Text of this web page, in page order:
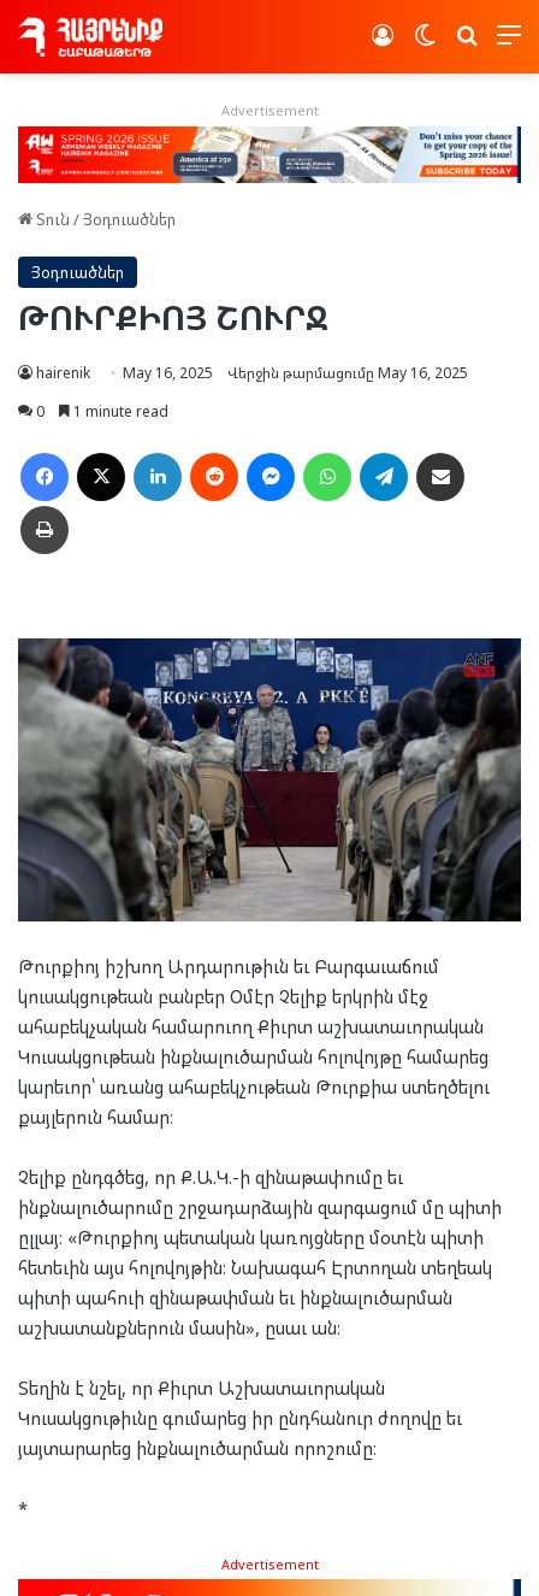
Switch skin
Log In
Advertisement
Տուն /Յօդուածներ
Յօդուածներ
ԹՈՒՐՔԻՈՅ ՇՈՒՐՋ
hairenik May 16, 2025
Վերջին թարմացումը May 16, 2025
0
1 minute read
Facebook LinkedIn Reddit MessengerWhatsAppTelegram
Տպել
Թուրքիոյ իշխող Արդարութիւն եւ Բարգաւաճում
կուսակցութեան բանբեր Օմէր Չելիք երկրին մէջ
ահաբեկչական համարուող Քիւրտ աշխատաւորական
Կուսակցութեան ինքնալուծարման հոլովոյթը համարեց
կարեւոր՝ առանց ահաբեկչութեան Թուրքիա ստեղծելու
քայլերուն համար։
Չելիք ընդգծեց, որ Ք.Ա.Կ.-ի զինաթափումը եւ
ինքնալուծարումը շրջադարձային զարգացում մը պիտի
ըլլայ։ «Թուրքիոյ պետական կառոյցները մօտէն պիտի
հետեւին այս հոլովոյթին։ Նախագահ Էրտողան տեղեակ
պիտի պահուի զինաթափման եւ ինքնալուծարման
աշխատանքներուն մասին», ըսաւ ան։
Տեղին է նշել, որ Քիւրտ Աշխատաւորական
Կուսակցութիւնը գումարեց իր ընդհանուր ժողովը եւ
յայտարարեց ինքնալուծարման որոշումը։
*
Advertisement